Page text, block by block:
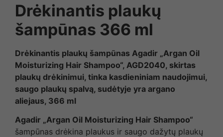
Drėkinantis plaukų
šampūnas 366 ml
Drėkinantis plaukų šampūnas Agadir „Argan Oil
Moisturizing Hair Shampoo“, AGD2040, skirtas
plaukų drėkinimui, tinka kasdieniniam naudojimui,
saugo plaukų spalvą, sudėtyje yra argano
aliejaus, 366 ml
Agadir „Argan Oil Moisturizing Hair Shampoo“
šampūnas drėkina plaukus ir saugo dažytų plaukų